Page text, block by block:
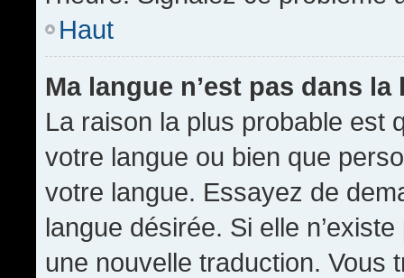
Haut
Ma langue n’est pas dans la
La raison la plus probable est
votre langue ou bien que
votre langue. Essayez de
langue désirée. Si elle
une nouvelle traduction. Vous